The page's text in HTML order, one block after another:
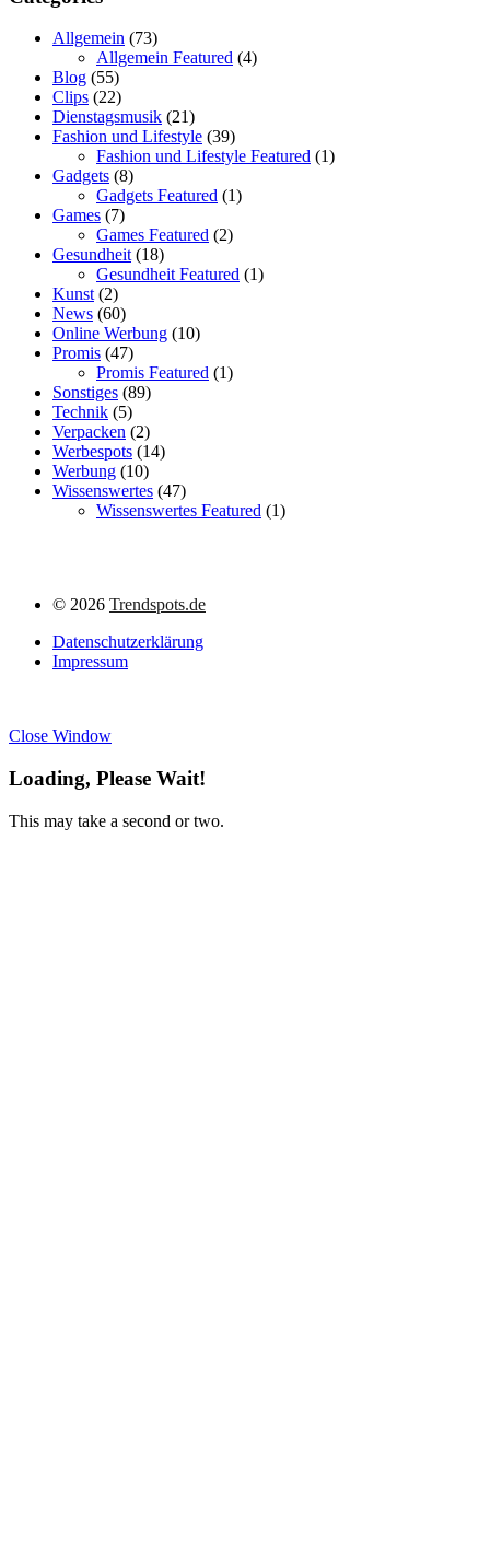
Allgemein (73)
Allgemein Featured (4)
Blog (55)
Clips (22)
Dienstagsmusik (21)
Fashion und Lifestyle (39)
Fashion und Lifestyle Featured (1)
Gadgets (8)
Gadgets Featured (1)
Games (7)
Games Featured (2)
Gesundheit(18)
Gesundheit Featured (1)
Kunst(2)
News (60)
Online Werbung (10)
Promis (47)
Promis Featured (1)
Sonstiges (89)
Technik (5)
Verpacken (2)
Werbespots (14)
Werbung (10)
Wissenswertes (47)
Wissenswertes Featured (1)
© 2026 Trendspots.de
Datenschutzerklärung
Impressum
Close Window
Loading, Please Wait!
This may take a second or two.